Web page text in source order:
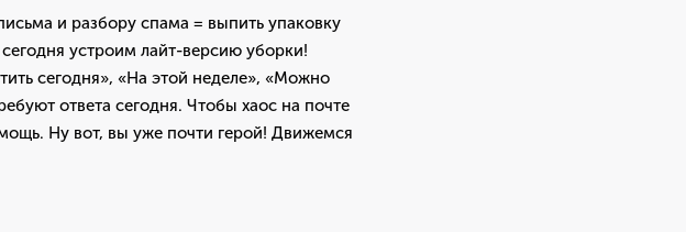
и разбору спама = выпить упаковку
устроим лайт-версию уборки!
сегодня», «На этой неделе», «Можно
ответа сегодня. Чтобы хаос на почте
Ну вот, вы уже почти герой! Движемся